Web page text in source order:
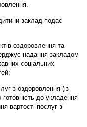
заклад подає
оздоровлення та
надання закладом
соціальних
з оздоровлення (із
до укладення
вартості послуг з